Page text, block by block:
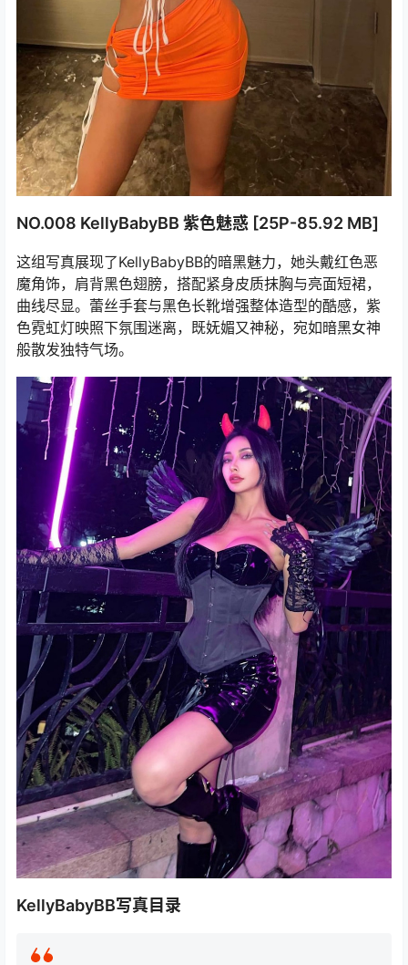
NO.008 KellyBabyBB 紫色魅惑 [25P-85.92 MB]
这组写真展现了KellyBabyBB的暗黑魅力，她头戴红色恶
魔角饰，肩背黑色翅膀，搭配紧身皮质抹胸与亮面短裙，
曲线尽显。蕾丝手套与黑色长靴增强整体造型的酷感，紫
色霓虹灯映照下氛围迷离，既妩媚又神秘，宛如暗黑女神
般散发独特气场。
KellyBabyBB写真目录